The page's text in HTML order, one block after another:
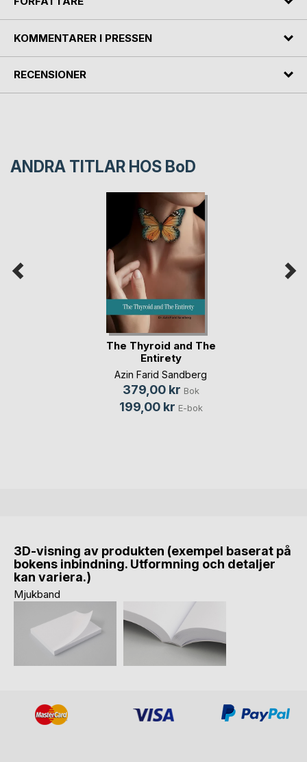
KOMMENTARER I PRESSEN
RECENSIONER
ANDRA TITLAR HOS BoD
The Thyroid and The
Entirety
Azin Farid Sandberg
379,00 kr Bok
199,00 kr E-bok
3D-visning av produkten (exempel baserat på
bokens inbindning. Utformning och detaljer
kan variera.)
Mjukband